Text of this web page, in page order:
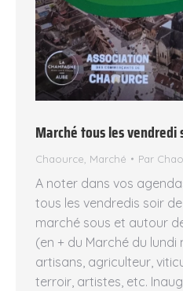
Marché tous les vendredi
Chaource, Marché Par
A noter dans vos
tous les vendredis soir
marché sous et autour
(en + du Marché du
artisans, agriculteur,
terroir, artistes, etc.